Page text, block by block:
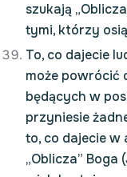
szukają
tymi, którzy
To, co dajecie
może powrócić
będących w
przyniesie
to, co dajecie w
„Oblicza”